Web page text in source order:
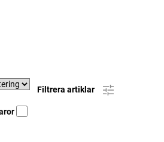
Filtrera artiklar